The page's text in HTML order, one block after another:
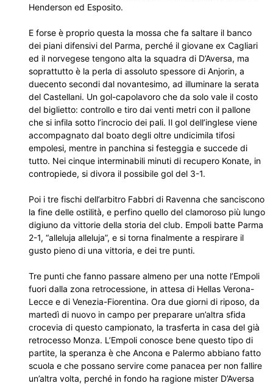
Henderson ed Esposito.
E forse è proprio questa la mossa che fa saltare il banco
dei piani difensivi del Parma, perché il giovane ex Cagliari
ed il norvegese tengono alta la squadra di D’Aversa, ma
soprattutto è la perla di assoluto spessore di Anjorin, a
duecento secondi dal novantesimo, ad illuminare la serata
del Castellani. Un gol-capolavoro che da solo vale il costo
del biglietto: controllo e tiro dai venti metri con il pallone
che si infila sotto l’incrocio dei pali. Il gol dell’inglese viene
accompagnato dal boato degli oltre undicimila tifosi
empolesi, mentre in panchina si festeggia e succede di
tutto. Nei cinque interminabili minuti di recupero Konate, in
contropiede, si divora il possibile gol del 3-1.
Poi i tre fischi dell’arbitro Fabbri di Ravenna che sanciscono
la fine delle ostilità, e perfino quello del clamoroso più lungo
digiuno da vittorie della storia del club. Empoli batte Parma
2-1, “alleluja alleluja”, e si torna finalmente a respirare il
gusto pieno di una vittoria, e dei tre punti.
Tre punti che fanno passare almeno per una notte l’Empoli
fuori dalla zona retrocessione, in attesa di Hellas Verona-
Lecce e di Venezia-Fiorentina. Ora due giorni di riposo, da
martedì di nuovo in campo per preparare un’altra sfida
crocevia di questo campionato, la trasferta in casa del già
retrocesso Monza. L’Empoli conosce bene questo tipo di
partite, la speranza è che Ancona e Palermo abbiano fatto
scuola e che possano servire come panacea per non fallire
un’altra volta, perché in fondo ha ragione mister D’Aversa